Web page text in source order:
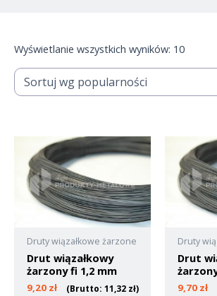
Wyświetlanie wszystkich wyników: 10
Druty wiązałkowe żarzone
Drut wiązałkowy
żarzony fi 1,2 mm
9,20 zł (Brutto: 11,32 zł)
Druty
Drut
9,70 zł